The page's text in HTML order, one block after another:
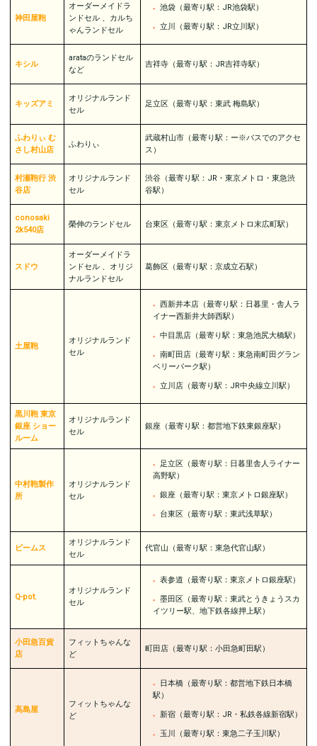
神田屋鞄
オーダーメイドラ
ンドセル 、カルち
ゃんランドセル
池袋（最寄り駅：JR池袋駅）
立川（最寄り駅：JR立川駅）
キシル
arataのランドセル
など
吉祥寺（最寄り駅：JR吉祥寺駅）
キッズアミ
オリジナルランド
セル
足立区（最寄り駅：東武 梅島駅）
ふわりぃ む
さし村山店
ふわりぃ
武蔵村山市（最寄り駅：ー※バスでのアクセ
ス）
村瀬鞄行 渋
谷店
オリジナルランド
セル
渋谷（最寄り駅：JR・東京メトロ・東急渋
谷駅）
conosaki
2k540店
榮伸のランドセル 台東区（最寄り駅：東京メトロ末広町駅）
スドウ
オーダーメイドラ
ンドセル 、オリジ
ナルランドセル
葛飾区（最寄り駅：京成立石駅）
土屋鞄
オリジナルランド
セル
西新井本店（最寄り駅：日暮里・舎人ラ
イナー西新井大師西駅）
中目黒店（最寄り駅：東急池尻大橋駅）
南町田店（最寄り駅：東急南町田グラン
ベリーパーク駅）
立川店（最寄り駅：JR中央線立川駅）
黒川鞄 東京
銀座 ショー
ルーム
オリジナルランド
セル
銀座（最寄り駅：都営地下鉄東銀座駅）
中村鞄製作
所
オリジナルランド
セル
足立区（最寄り駅：日暮里舎人ライナー
高野駅）
銀座（最寄り駅：東京メトロ銀座駅）
台東区（最寄り駅：東武浅草駅）
ビームス
オリジナルランド
セル
代官山（最寄り駅：東急代官山駅）
Q-pot.
オリジナルランド
セル
表参道（最寄り駅：東京メトロ銀座駅）
墨田区（最寄り駅：東武とうきょうスカ
イツリー駅、地下鉄各線押上駅）
小田急百貨
店
フィットちゃんな
ど
町田店（最寄り駅：小田急町田駅）
高島屋
フィットちゃんな
ど
日本橋（最寄り駅：都営地下鉄日本橋
駅）
新宿（最寄り駅：JR・私鉄各線新宿駅）
玉川（最寄り駅：東急二子玉川駅）